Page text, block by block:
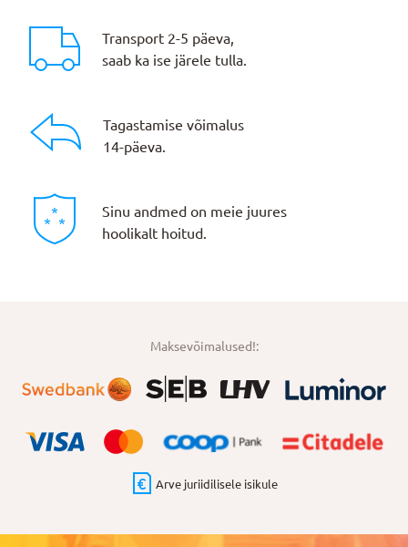
Transport 2-5 päeva,
saab ka ise järele tulla.
Tagastamise võimalus
14-päeva.
Sinu andmed on meie juures
hoolikalt hoitud.
Maksevõimalused!:
Arve juriidilisele isikule